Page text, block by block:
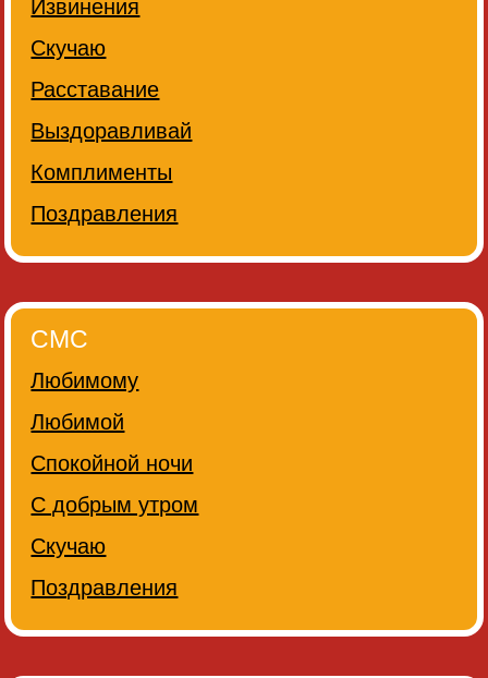
Извинения
Скучаю
Расставание
Выздоравливай
Комплименты
Поздравления
СМС
Любимому
Любимой
Спокойной ночи
С добрым утром
Скучаю
Поздравления